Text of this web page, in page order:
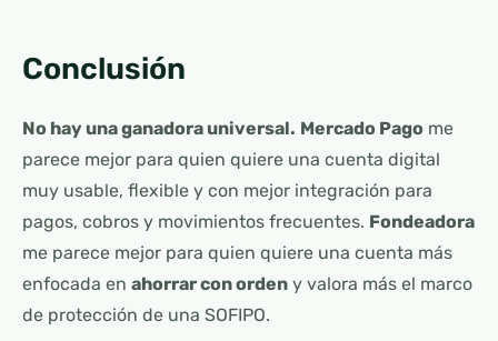
Conclusión
No hay una ganadora universal. Mercado Pago me
parece mejor para quien quiere una cuenta digital
muy usable, flexible y con mejor integración para
pagos, cobros y movimientos frecuentes. Fondeadora
me parece mejor para quien quiere una cuenta más
enfocada en ahorrar con orden y valora más el marco
de protección de una SOFIPO.